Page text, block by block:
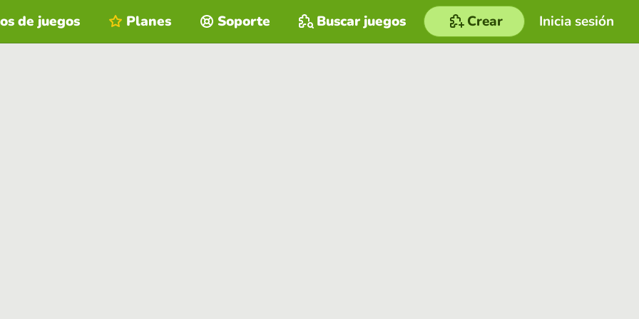
Inicia sesión
de juegos Planes Soporte Buscar juegos Crear